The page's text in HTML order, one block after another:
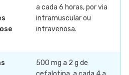
a cada 6 horas, por via
intramuscular ou
intravenosa.
500 mg a 2 g de